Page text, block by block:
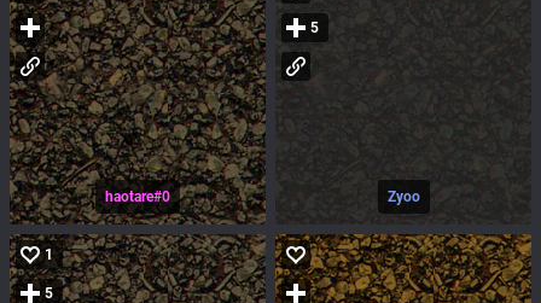
haotare#0 Zyoo
5
1
5